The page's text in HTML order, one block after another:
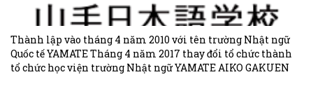
Thành lập vào tháng 4 năm 2010 với tên trường Nhật ngữ
Quốc tế YAMATE Tháng 4 năm 2017 thay đổi tổ chức thành
tổ chức học viện trường Nhật ngữ YAMATE AIKO GAKUEN